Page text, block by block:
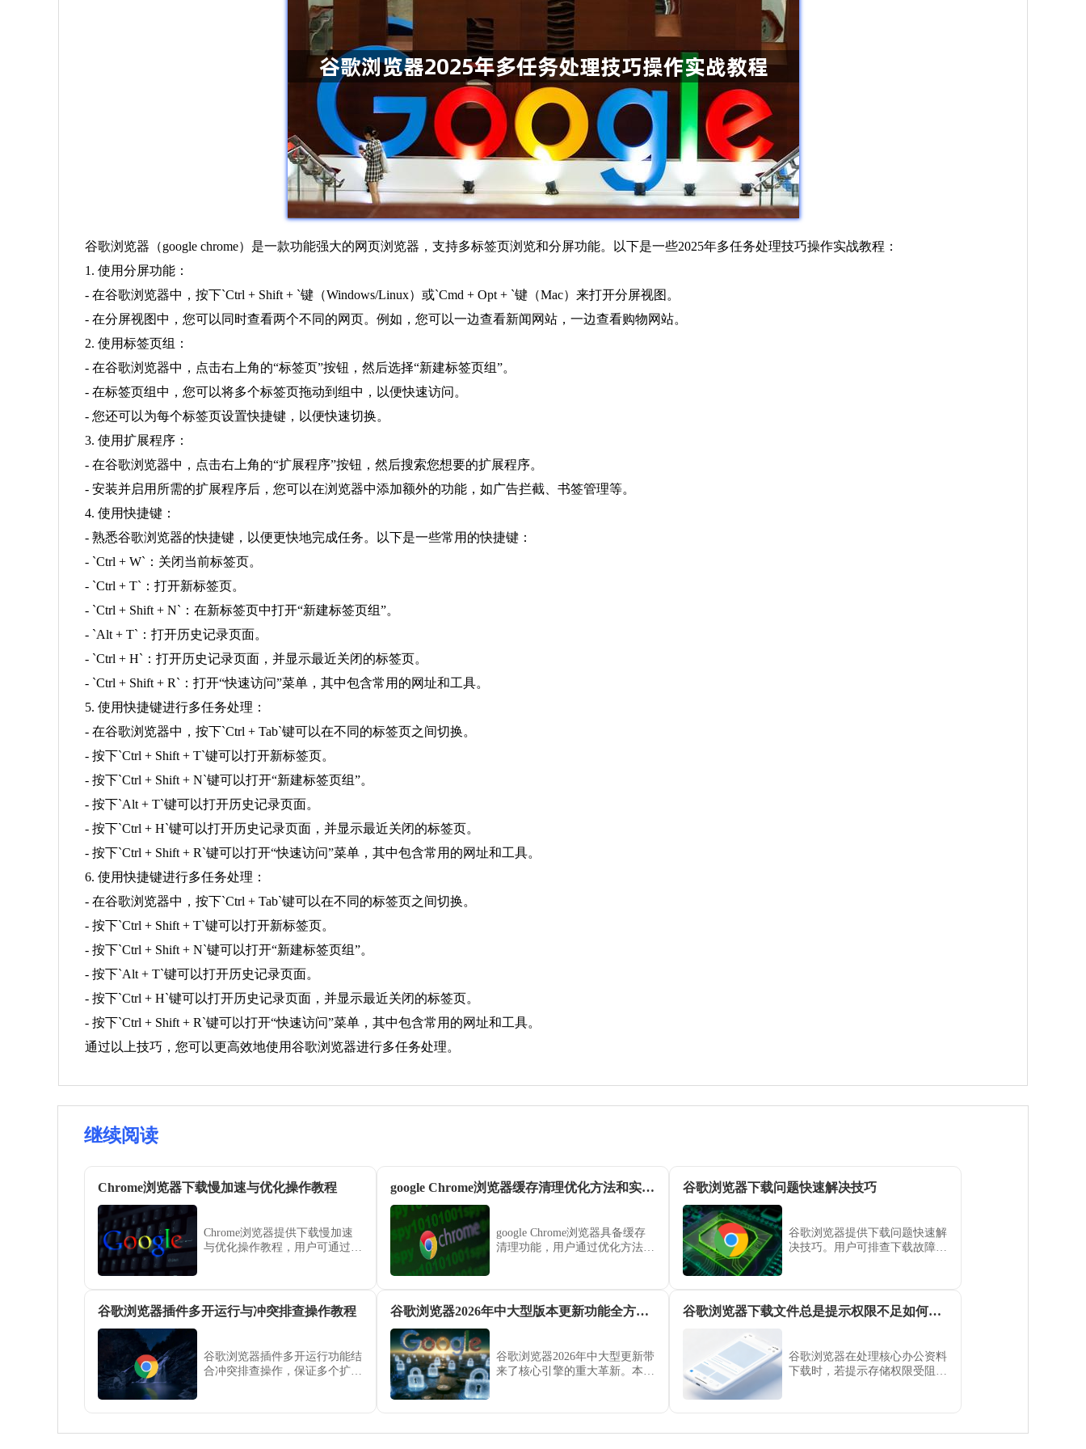
谷歌浏览器（google chrome）是一款功能强大的网页浏览器，支持多标签页浏览和分屏功能。以下是一些2025年多任务处理技巧操作实战教程：
1. 使用分屏功能：
- 在谷歌浏览器中，按下`Ctrl + Shift + `键（Windows/Linux）或`Cmd + Opt + `键（Mac）来打开分屏视图。
- 在分屏视图中，您可以同时查看两个不同的网页。例如，您可以一边查看新闻网站，一边查看购物网站。
2. 使用标签页组：
- 在谷歌浏览器中，点击右上角的“标签页”按钮，然后选择“新建标签页组”。
- 在标签页组中，您可以将多个标签页拖动到组中，以便快速访问。
- 您还可以为每个标签页设置快捷键，以便快速切换。
3. 使用扩展程序：
- 在谷歌浏览器中，点击右上角的“扩展程序”按钮，然后搜索您想要的扩展程序。
- 安装并启用所需的扩展程序后，您可以在浏览器中添加额外的功能，如广告拦截、书签管理等。
4. 使用快捷键：
- 熟悉谷歌浏览器的快捷键，以便更快地完成任务。以下是一些常用的快捷键：
- `Ctrl + W`：关闭当前标签页。
- `Ctrl + T`：打开新标签页。
- `Ctrl + Shift + N`：在新标签页中打开“新建标签页组”。
- `Alt + T`：打开历史记录页面。
- `Ctrl + H`：打开历史记录页面，并显示最近关闭的标签页。
- `Ctrl + Shift + R`：打开“快速访问”菜单，其中包含常用的网址和工具。
5. 使用快捷键进行多任务处理：
- 在谷歌浏览器中，按下`Ctrl + Tab`键可以在不同的标签页之间切换。
- 按下`Ctrl + Shift + T`键可以打开新标签页。
- 按下`Ctrl + Shift + N`键可以打开“新建标签页组”。
- 按下`Alt + T`键可以打开历史记录页面。
- 按下`Ctrl + H`键可以打开历史记录页面，并显示最近关闭的标签页。
- 按下`Ctrl + Shift + R`键可以打开“快速访问”菜单，其中包含常用的网址和工具。
6. 使用快捷键进行多任务处理：
- 在谷歌浏览器中，按下`Ctrl + Tab`键可以在不同的标签页之间切换。
- 按下`Ctrl + Shift + T`键可以打开新标签页。
- 按下`Ctrl + Shift + N`键可以打开“新建标签页组”。
- 按下`Alt + T`键可以打开历史记录页面。
- 按下`Ctrl + H`键可以打开历史记录页面，并显示最近关闭的标签页。
- 按下`Ctrl + Shift + R`键可以打开“快速访问”菜单，其中包含常用的网址和工具。
通过以上技巧，您可以更高效地使用谷歌浏览器进行多任务处理。
继续阅读
Chrome浏览器下载慢加速与优化操作教程
Chrome浏览器提供下载慢加速
与优化操作教程，用户可通过网
google Chrome浏览器缓存清理优化方法和实操经验
google Chrome浏览器具备缓存
清理功能，用户通过优化方法和
谷歌浏览器下载问题快速解决技巧
谷歌浏览器提供下载问题快速解
决技巧。用户可排查下载故障，
谷歌浏览器插件多开运行与冲突排查操作教程
谷歌浏览器插件多开运行功能结
合冲突排查操作，保证多个扩展
谷歌浏览器2026年中大型版本更新功能全方位分析
谷歌浏览器2026年中大型更新带
来了核心引擎的重大革新。本文
谷歌浏览器下载文件总是提示权限不足如何解决
谷歌浏览器在处理核心办公资料
下载时，若提示存储权限受阻，